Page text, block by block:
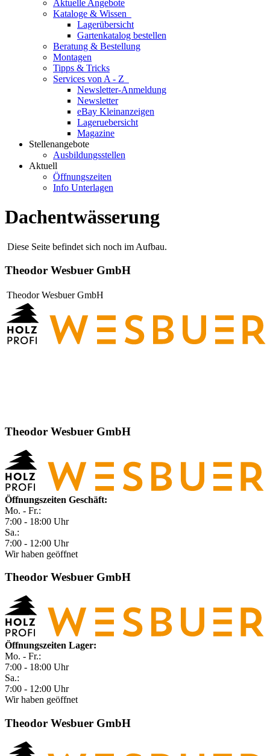
Aktuelle Angebote
Kataloge & Wissen
Lagerübersicht
Gartenkatalog bestellen
Beratung & Bestellung
Montagen
Tipps & Tricks
Services von A - Z
Newsletter-Anmeldung
Newsletter
eBay Kleinanzeigen
Lageruebersicht
Magazine
Stellenangebote
Ausbildungsstellen
Aktuell
Öffnungszeiten
Info Unterlagen
Dachentwässerung
Diese Seite befindet sich noch im Aufbau.
Theodor Wesbuer GmbH
Theodor Wesbuer GmbH
Theodor Wesbuer GmbH
Öffnungszeiten Geschäft:
Mo. - Fr.:
7:00 - 18:00 Uhr
Sa.:
7:00 - 12:00 Uhr
Wir haben geöffnet
Theodor Wesbuer GmbH
Öffnungszeiten Lager:
Mo. - Fr.:
7:00 - 18:00 Uhr
Sa.:
7:00 - 12:00 Uhr
Wir haben geöffnet
Theodor Wesbuer GmbH